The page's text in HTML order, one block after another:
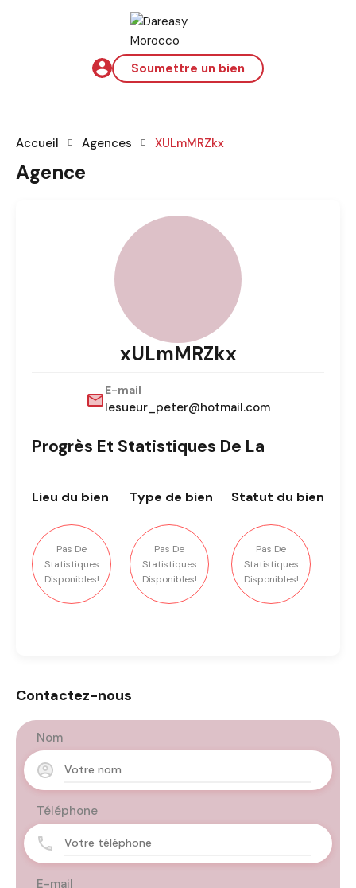
Soumettre un bien
Accueil Agences XULmMRZkx
Agence
xULmMRZkx
E-mail
lesueur_peter@hotmail.com
Progrès Et Statistiques De La
Lieu du bien
Pas De
Statistiques
Disponibles!
Type de bien
Pas De
Statistiques
Disponibles!
Statut du bien
Pas De
Statistiques
Disponibles!
Contactez-nous
Nom
Téléphone
E-mail